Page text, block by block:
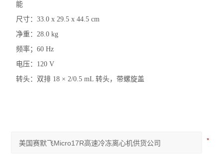
摇床
灭菌锅
能
尺寸：33.0 x 29.5 x 44.5 cm
净重：28.0 kg
频率；60 Hz
电压：120 V
转头：双排 18 × 2/0.5 mL 转头，带螺旋盖